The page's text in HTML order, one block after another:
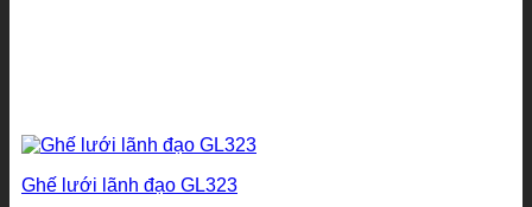
Ghế lưới lãnh đạo GL323